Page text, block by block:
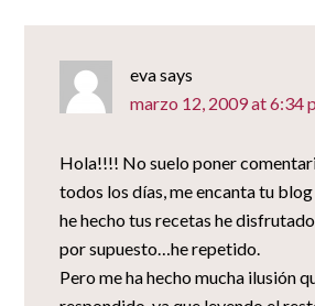
evasays
marzo 12, 2009 at 6:34
Hola!!!! No suelo poner
todos los días, me encanta tu
he hecho tus recetas he
por supuesto…he repetido.
Pero me ha hecho mucha ilusión